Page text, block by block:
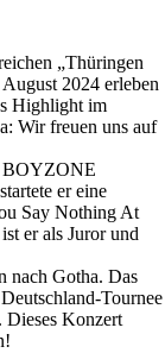
„Thüringen
2024 erleben
Highlight im
Wir freuen uns auf
BOYZONE
er eine
Say Nothing At
er als Juror und
nach Gotha. Das
Tournee
Konzert